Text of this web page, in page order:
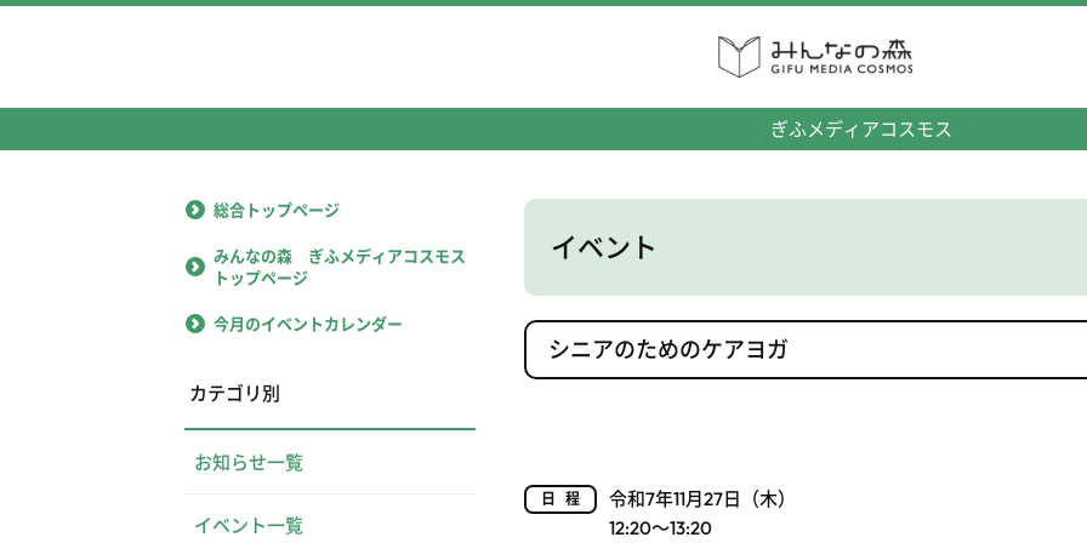
ぎふメディアコスモス
イベント
シニアのためのケアヨガ
日程
令和7年11月27日（木）
12:20～13:20
総合トップページ
みんなの森 ぎふメディアコスモス
トップページ
今月のイベントカレンダー
カテゴリ別
お知らせ一覧
イベント一覧